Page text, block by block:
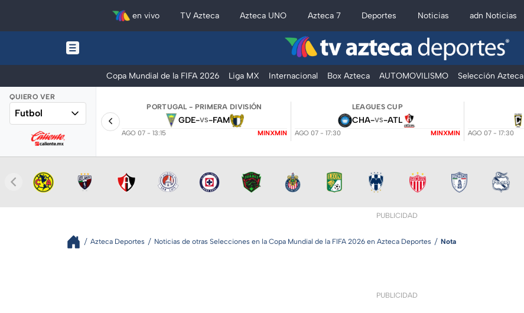
en vivo TV Azteca Azteca UNO Azteca 7 Deportes Noticias adn Noticias
Copa Mundial de la FIFA 2026 Liga MX Internacional Box Azteca AUTOMOVILISMO Selección Azteca
QUIERO VER
Futbol
PORTUGAL - PRIMERA DIVISIÓN
GDE-VS-FAM
AGO 07 - 13:15 MINXMIN
LEAGUES CUP
CHA-VS-ATL
AGO 07 - 17:30 MINXMIN AGO 07 - 17:30
PUBLICIDAD
Azteca Deportes Noticias de otras Selecciones en la Copa Mundial de la FIFA 2026 en Azteca Deportes Nota
PUBLICIDAD